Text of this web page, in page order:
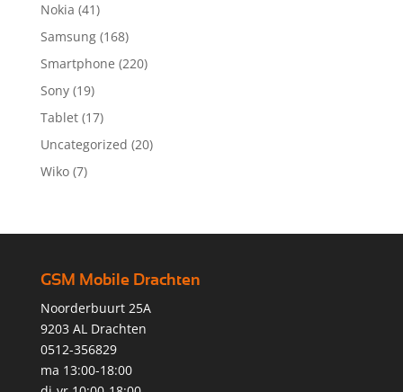
Nokia (41)
Samsung (168)
Smartphone (220)
Sony (19)
Tablet (17)
Uncategorized (20)
Wiko (7)
GSM Mobile Drachten
Noorderbuurt 25A
9203 AL Drachten
0512-356829
ma 13:00-18:00